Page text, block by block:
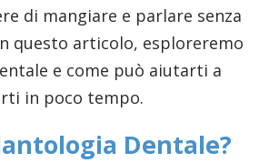
di mangiare e parlare senza
questo articolo, esploreremo
e come può aiutarti a
in poco tempo.
Dentale?